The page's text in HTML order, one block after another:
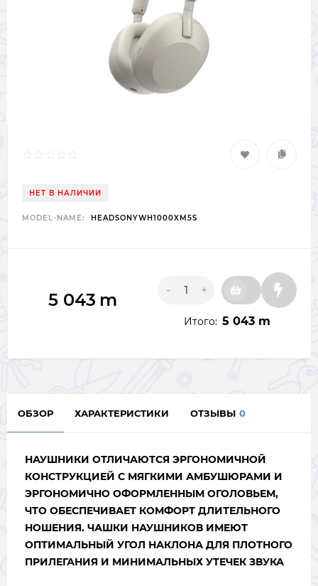
НЕТ В НАЛИЧИИ
MODEL-NAME: HEADSONYWH1000XM5S
5 043 m - +
Итого: 5 043 m
ОБЗОР ХАРАКТЕРИСТИКИ ОТЗЫВЫ 0
НАУШНИКИ ОТЛИЧАЮТСЯ ЭРГОНОМИЧНОЙ
КОНСТРУКЦИЕЙ С МЯГКИМИ АМБУШЮРАМИ И
ЭРГОНОМИЧНО ОФОРМЛЕННЫМ ОГОЛОВЬЕМ,
ЧТО ОБЕСПЕЧИВАЕТ КОМФОРТ ДЛИТЕЛЬНОГО
НОШЕНИЯ. ЧАШКИ НАУШНИКОВ ИМЕЮТ
ОПТИМАЛЬНЫЙ УГОЛ НАКЛОНА ДЛЯ ПЛОТНОГО
ПРИЛЕГАНИЯ И МИНИМАЛЬНЫХ УТЕЧЕК ЗВУКА